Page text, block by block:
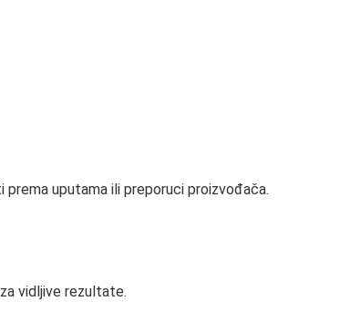
uputama ili preporuci proizvođača.
vidljive rezultate.